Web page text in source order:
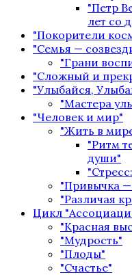
"Петр
лет со
"Покорители
"Семья —
"Грани
"Сложный и
"Улыбайся,
"Мастера
"Человек и мир"
"Жить в
"Ритм
души"
"Привычка —
"Различая
Цикл
"Красная
"Мудрость"
"Плоды"
"Счастье"